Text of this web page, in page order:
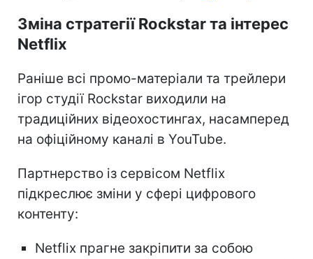
Зміна стратегії Rockstar та інтерес
Netflix
Раніше всі промо-матеріали та трейлери
ігор студії Rockstar виходили на
традиційних відеохостингах, насамперед
на офіційному каналі в YouTube.
Партнерство із сервісом Netflix
підкреслює зміни у сфері цифрового
контенту:
Netflix прагне закріпити за собою